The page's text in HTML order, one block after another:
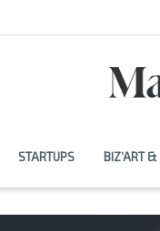
STARTUPS BIZ’ART &